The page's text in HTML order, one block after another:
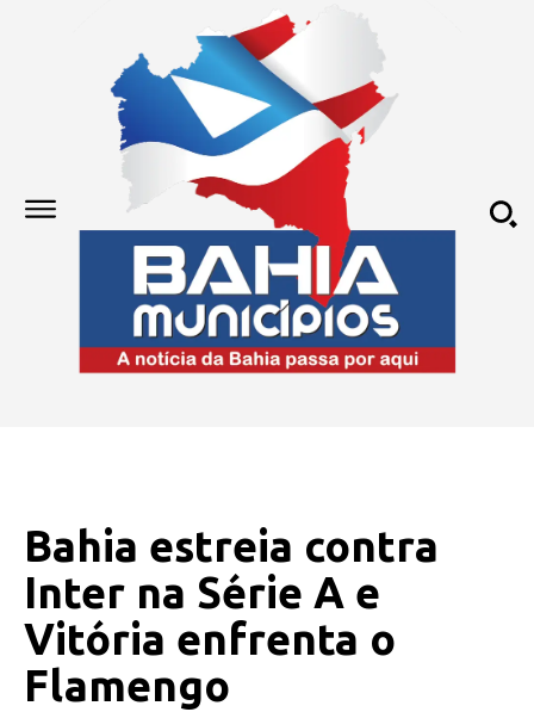
Bahia estreia contra
Inter na Série A e
Vitória enfrenta o
Flamengo